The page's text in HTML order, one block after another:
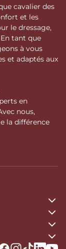
cavalier des
et les
le dressage,
tant que
à vous
et adaptés aux
en
nous,
la différence